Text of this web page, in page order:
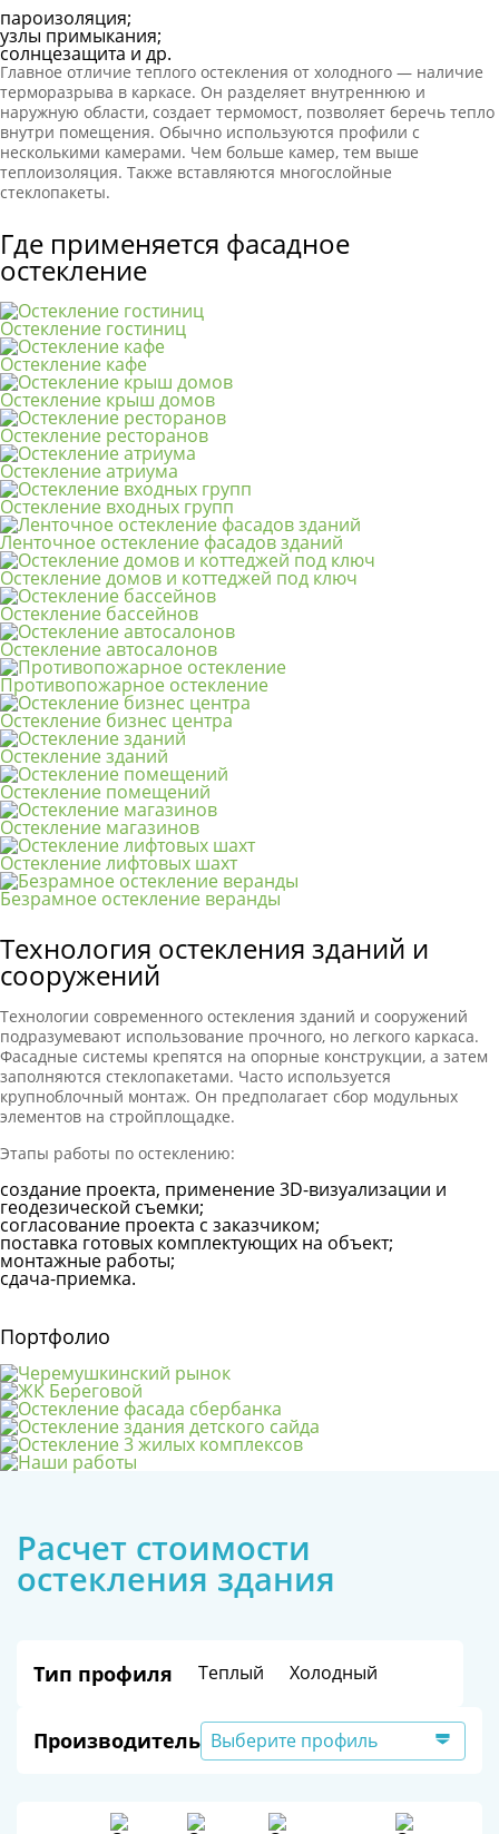
пароизоляция;
узлы примыкания;
солнцезащита и др.
Главное отличие теплого остекления от холодного — наличие
терморазрыва в каркасе. Он разделяет внутреннюю и
наружную области, создает термомост, позволяет беречь тепло
внутри помещения. Обычно используются профили с
несколькими камерами. Чем больше камер, тем выше
теплоизоляция. Также вставляются многослойные
стеклопакеты.
Где применяется фасадное
остекление
Остекление гостиниц
Остекление кафе
Остекление крыш домов
Остекление ресторанов
Остекление атриума
Остекление входных групп
Ленточное остекление фасадов зданий
Остекление домов и коттеджей под ключ
Остекление бассейнов
Остекление автосалонов
Противопожарное остекление
Остекление бизнес центра
Остекление зданий
Остекление помещений
Остекление магазинов
Остекление лифтовых шахт
Безрамное остекление веранды
Технология остекления зданий и
сооружений
Технологии современного остекления зданий и сооружений
подразумевают использование прочного, но легкого каркаса.
Фасадные системы крепятся на опорные конструкции, а затем
заполняются стеклопакетами. Часто используется
крупноблочный монтаж. Он предполагает сбор модульных
элементов на стройплощадке.
Этапы работы по остеклению:
создание проекта, применение 3D-визуализации и
геодезической съемки;
согласование проекта с заказчиком;
поставка готовых комплектующих на объект;
монтажные работы;
сдача-приемка.
Портфолио
Расчет стоимости
остекления здания
Тип профиля Теплый Холодный
Производитель Выберите профиль